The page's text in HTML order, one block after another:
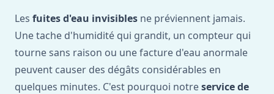
Les fuites d'eau invisibles ne préviennent jamais.
Une tache d'humidité qui grandit, un compteur qui
tourne sans raison ou une facture d'eau anormale
peuvent causer des dégâts considérables en
quelques minutes. C'est pourquoi notreservice de